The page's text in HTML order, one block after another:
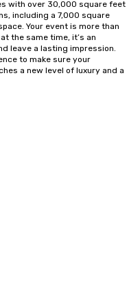
with over 30,000 square feet
including a 7,000 square
Your event is more than
the same time, it’s an
leave a lasting impression.
to make sure your
a new level of luxury and a